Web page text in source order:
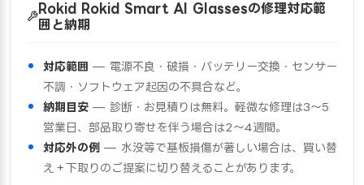
Rokid Rokid Smart AI Glassesの修理対応範
囲と納期
対応範囲 — 電源不良・破損・バッテリー交換・センサー
不調・ソフトウェア起因の不具合など。
納期目安 — 診断・お見積りは無料。軽微な修理は3〜5
営業日、部品取り寄せを伴う場合は2〜4週間。
対応外の例 — 水没等で基板損傷が著しい場合は、買い替
え＋下取りのご提案に切り替えることがあります。